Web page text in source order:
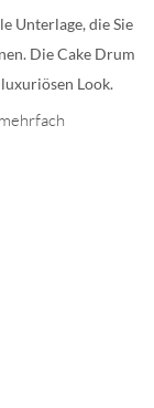
Unterlage, die Sie
Die Cake Drum
Look.